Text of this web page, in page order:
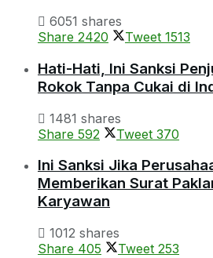
6051 shares
Share 2420 Tweet 1513
Hati-Hati, Ini Sanksi
Rokok Tanpa Cukai di
1481 shares
Share 592 Tweet 370
Ini Sanksi Jika
Memberikan Surat
Karyawan
1012 shares
Share 405 Tweet 253